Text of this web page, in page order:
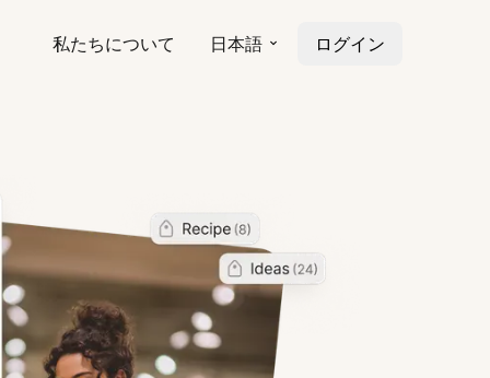
私たちについて 日本語 ログイン